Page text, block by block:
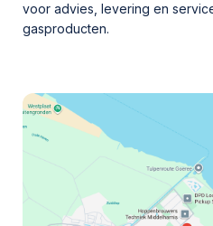
voor advies, levering en
gasproducten.